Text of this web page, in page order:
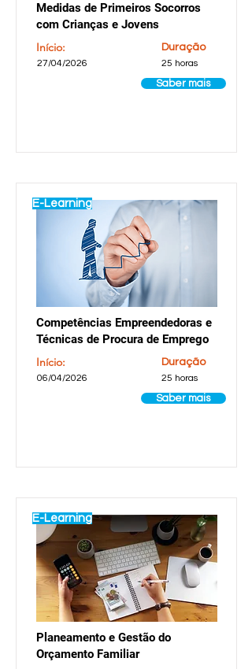
Medidas de Primeiros Socorros
com Crianças e Jovens
Início:
27/04/2026
Duração
25 horas
Saber mais
E-Learning
Competências Empreendedoras e
Técnicas de Procura de Emprego
Início:
06/04/2026
Duração
25 horas
Saber mais
E-Learning
Planeamento e Gestão do
Orçamento Familiar